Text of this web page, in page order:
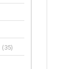
(35)